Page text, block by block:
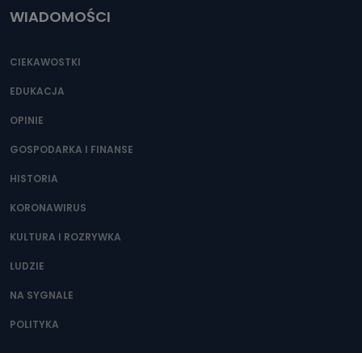
WIADOMOŚCI
CIEKAWOSTKI
EDUKACJA
OPINIE
GOSPODARKA I FINANSE
HISTORIA
KORONAWIRUS
KULTURA I ROZRYWKA
LUDZIE
NA SYGNALE
POLITYKA